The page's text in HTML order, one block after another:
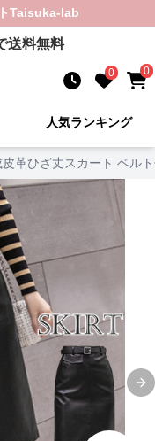
Taisuka-lab
送料無料
0 0
人気ランキング
皮革ひざ丈スカート ベル